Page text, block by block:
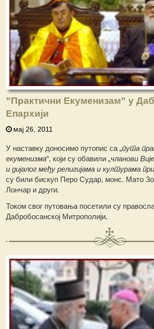
”Практични Екуменизам” у
Епархији
мај 26, 2011
У наставку доносимо путопис са „пута
екуменизма“, који су обавили „чланови
и дијалог међу религијама и културама
су били бискуп Перо Судар, монс. Мато
Лончар и други.
Током свог путовања посетили су
Дабробосанској Митрополији.